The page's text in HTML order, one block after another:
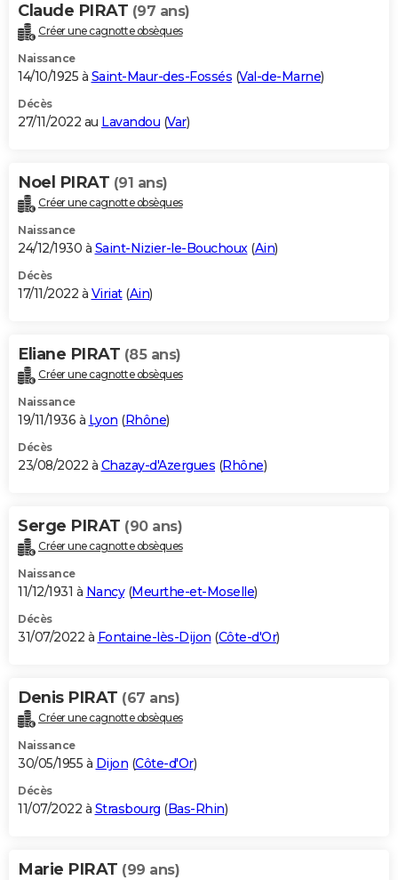
Claude PIRAT (97 ans)
Créer une cagnotte obsèques
Naissance
14/10/1925 à Saint-Maur-des-Fossés (Val-de-Marne)
Décès
27/11/2022 au Lavandou (Var)
Noel PIRAT (91 ans)
Créer une cagnotte obsèques
Naissance
24/12/1930 à Saint-Nizier-le-Bouchoux(Ain)
Décès
17/11/2022 à Viriat(Ain)
Eliane PIRAT (85 ans)
Créer une cagnotte obsèques
Naissance
19/11/1936 à Lyon (Rhône)
Décès
23/08/2022 à Chazay-d'Azergues (Rhône)
Serge PIRAT (90 ans)
Créer une cagnotte obsèques
Naissance
11/12/1931 à Nancy(Meurthe-et-Moselle)
Décès
31/07/2022 à Fontaine-lès-Dijon (Côte-d'Or)
Denis PIRAT (67 ans)
Créer une cagnotte obsèques
Naissance
30/05/1955 à Dijon (Côte-d'Or)
Décès
11/07/2022 à Strasbourg (Bas-Rhin)
Marie PIRAT (99 ans)